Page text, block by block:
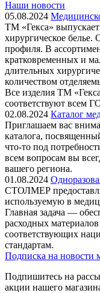
Наши новости
05.08.2024
ТМ «Гекса»
хирургическое белье.
профиля. В
кратковременных и
длительных
количеством
Все изделия ТМ
соответствуют всем
02.08.2024 Каталог
Приглашаем вас
каталога,
что-то под
всем вопросам вы
вашего региона.
01.08.2024
СТОЛМЕР
используемую в
Главная задача —
расходных
соответствующих
стандартам.
Подписка на новости
Подпишитесь на
акции нашего